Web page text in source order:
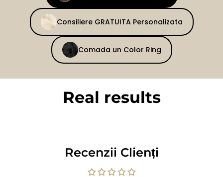
Consiliere GRATUITA Personalizata
Comada un Color Ring
Real results
Recenzii Clienți